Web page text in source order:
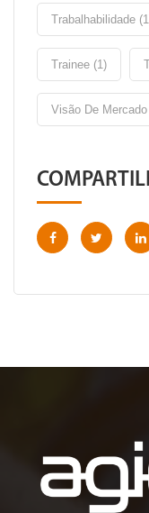
Trabalhabilidade
Trainee (1)
Visão De